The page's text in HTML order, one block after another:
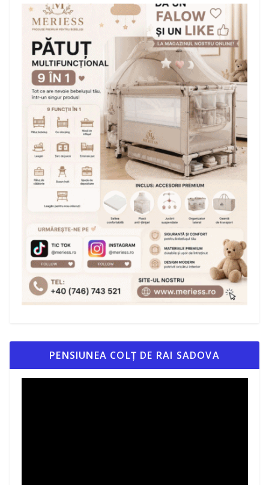
PENSIUNEA COLȚ DE RAI SADOVA